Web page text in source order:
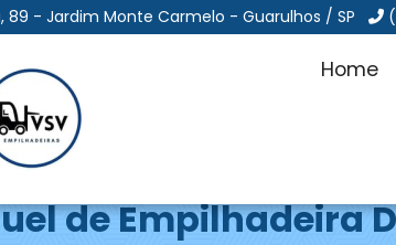
89 - Jardim Monte Carmelo - Guarulhos / SP
Home
de Empilhadeira